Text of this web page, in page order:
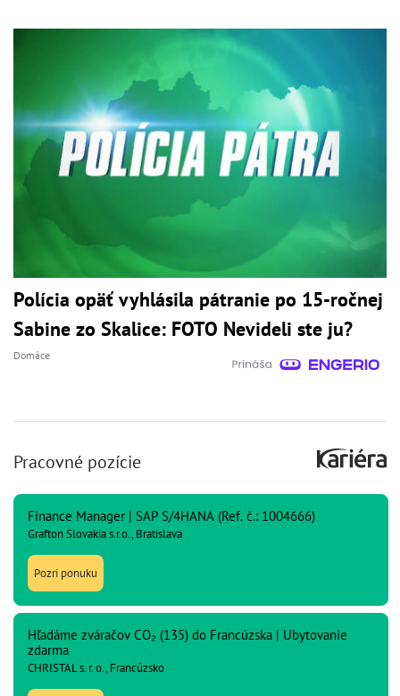
Polícia opäť vyhlásila pátranie po 15-ročnej
Sabine zo Skalice: FOTO Nevideli ste ju?
Domáce
Pracovné pozície
Finance Manager | SAP S/4HANA (Ref. č.: 1004666)
Grafton Slovakia s.r.o., Bratislava
Pozri ponuku
Hľadáme zváračov CO₂ (135) do Francúzska | Ubytovanie
zdarma
CHRISTAL s. r. o., Francúzsko